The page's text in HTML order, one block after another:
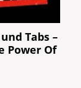
Tabs –
Power Of